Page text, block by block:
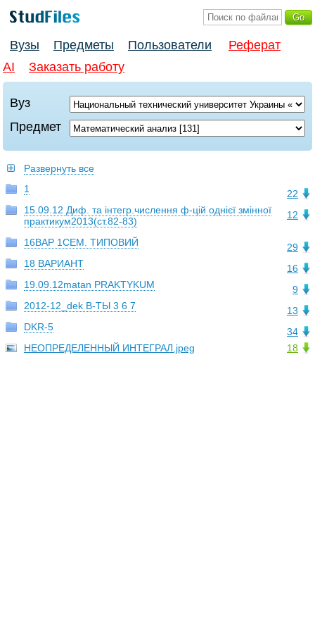
Вузы Предметы Пользователи
Реферат
AI
Заказать работу
Вуз
Предмет
Развернуть все
22
1
12
15.09.12 Диф. та інтегр.числення ф-цій однієї змінної
практикум2013(ст.82-83)
29
16ВАР 1СЕМ. ТИПОВИЙ
16
18 ВАРИАНТ
9
19.09.12matan PRAKTYKUM
13
2012-12_dek В-ТЫ 3 6 7
34
DKR-5
18
НЕОПРЕДЕЛЕННЫЙ ИНТЕГРАЛ.jpeg